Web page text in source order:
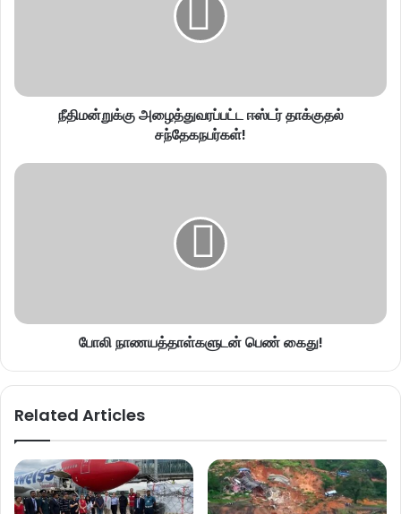
நீதிமன்றுக்கு அழைத்துவரப்பட்ட ஈஸ்டர் தாக்குதல்
சந்தேகநபர்கள்!
போலி நாணயத்தாள்களுடன் பெண் கைது!
Related Articles